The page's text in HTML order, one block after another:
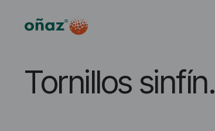
Tornillos sinfín.